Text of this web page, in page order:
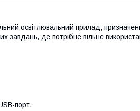
освітлювальний прилад,
завдань, де потрібне вільне
порт.